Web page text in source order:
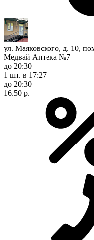
ул. Маяковского, д. 10,
Медвай Аптека №7
до 20:30
1 шт. в 17:27
до 20:30
16,50 р.